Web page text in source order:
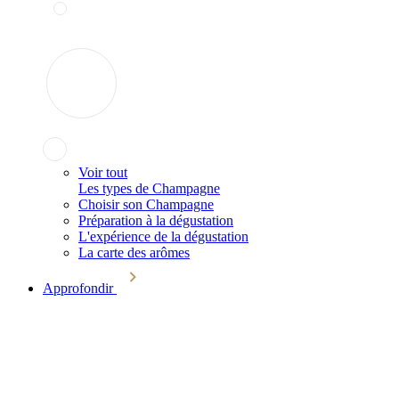
Voir tout
Les types de Champagne
Choisir son Champagne
Préparation à la dégustation
L'expérience de la dégustation
La carte des arômes
Approfondir